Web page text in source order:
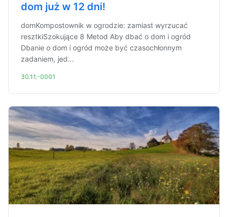
dom już w 12 dni!
domKompostownik w ogrodzie: zamiast wyrzucać
resztkiSzokujące 8 Metod Aby dbać o dom i ogród
Dbanie o dom i ogród może być czasochłonnym
zadaniem, jed...
30.11.-0001